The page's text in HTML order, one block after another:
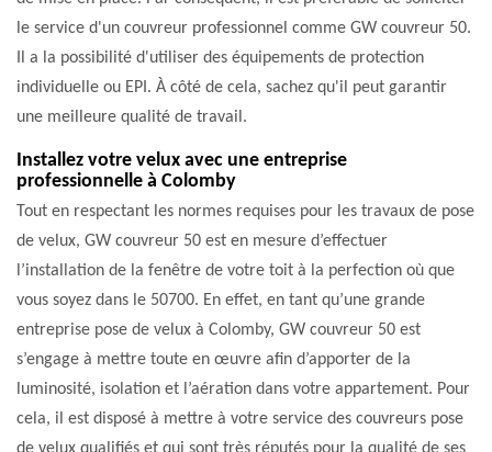
le service d'un couvreur professionnel comme GW couvreur 50.
Il a la possibilité d'utiliser des équipements de protection
individuelle ou EPI. À côté de cela, sachez qu'il peut garantir
une meilleure qualité de travail.
Installez votre velux avec une entreprise
professionnelle à Colomby
Tout en respectant les normes requises pour les travaux de pose
de velux, GW couvreur 50 est en mesure d’effectuer
l’installation de la fenêtre de votre toit à la perfection où que
vous soyez dans le 50700. En effet, en tant qu’une grande
entreprise pose de velux à Colomby, GW couvreur 50 est
s’engage à mettre toute en œuvre afin d’apporter de la
luminosité, isolation et l’aération dans votre appartement. Pour
cela, il est disposé à mettre à votre service des couvreurs pose